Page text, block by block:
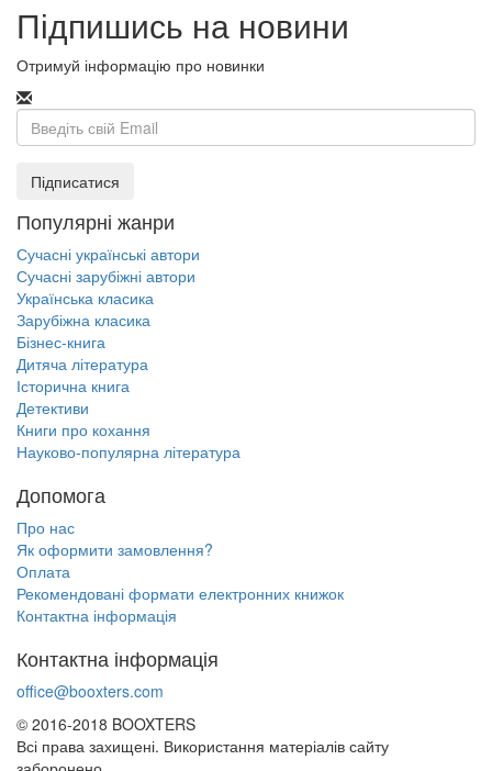
Підпишись на новини
Отримуй інформацію про новинки
Email
Підписатися
Популярні жанри
Сучасні українські автори
Сучасні зарубіжні автори
Українська класика
Зарубіжна класика
Бізнес-книга
Дитяча література
Історична книга
Детективи
Книги про кохання
Науково-популярна література
Допомога
Про нас
Як оформити замовлення?
Оплата
Рекомендовані формати електронних книжок
Контактна інформація
Контактна інформація
office@booxters.com
© 2016-2018 BOOXTERS
Всі права захищені. Використання матеріалів сайту